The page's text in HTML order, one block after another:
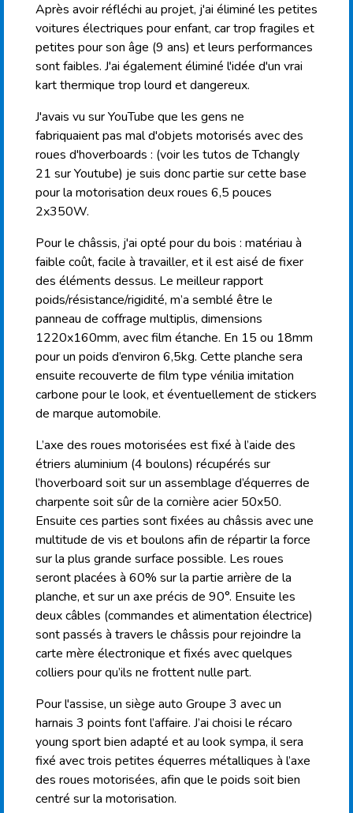
Après avoir réfléchi au projet, j'ai éliminé les petites
voitures électriques pour enfant, car trop fragiles et
petites pour son âge (9 ans) et leurs performances
sont faibles. J'ai également éliminé l'idée d'un vrai
kart thermique trop lourd et dangereux.
J'avais vu sur YouTube que les gens ne
fabriquaient pas mal d'objets motorisés avec des
roues d'hoverboards : (voir les tutos de Tchangly
21 sur Youtube) je suis donc partie sur cette base
pour la motorisation deux roues 6,5 pouces
2x350W.
Pour le châssis, j'ai opté pour du bois : matériau à
faible coût, facile à travailler, et il est aisé de fixer
des éléments dessus. Le meilleur rapport
poids/résistance/rigidité, m’a semblé être le
panneau de coffrage multiplis, dimensions
1220x160mm, avec film étanche. En 15 ou 18mm
pour un poids d’environ 6,5kg. Cette planche sera
ensuite recouverte de film type vénilia imitation
carbone pour le look, et éventuellement de stickers
de marque automobile.
L’axe des roues motorisées est fixé à l’aide des
étriers aluminium (4 boulons) récupérés sur
l’hoverboard soit sur un assemblage d’équerres de
charpente soit sûr de la cornière acier 50x50.
Ensuite ces parties sont fixées au châssis avec une
multitude de vis et boulons afin de répartir la force
sur la plus grande surface possible. Les roues
seront placées à 60% sur la partie arrière de la
planche, et sur un axe précis de 90°. Ensuite les
deux câbles (commandes et alimentation électrice)
sont passés à travers le châssis pour rejoindre la
carte mère électronique et fixés avec quelques
colliers pour qu’ils ne frottent nulle part.
Pour l'assise, un siège auto Groupe 3 avec un
harnais 3 points font l’affaire. J’ai choisi le récaro
young sport bien adapté et au look sympa, il sera
fixé avec trois petites équerres métalliques à l’axe
des roues motorisées, afin que le poids soit bien
centré sur la motorisation.